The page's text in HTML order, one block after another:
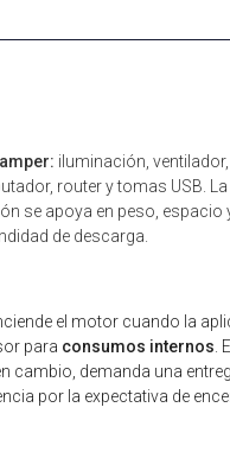
iluminación, ventilador,
router y tomas USB. La
se apoya en peso, espacio
de descarga.
el motor cuando la
para consumos internos
cambio, demanda una
por la expectativa de